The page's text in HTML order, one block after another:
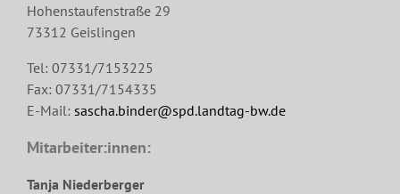
Hohenstaufenstraße 29
73312 Geislingen
Tel: 07331/7153225
Fax: 07331/7154335
E-Mail: sascha.binder@spd.landtag-bw.de
Mitarbeiter:innen:
Tanja Niederberger